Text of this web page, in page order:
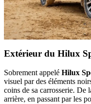
Extérieur du Hilux
Sobrement appelé Hilux
visuel par des éléments
coins de sa carrosserie. De
arrière, en passant par les